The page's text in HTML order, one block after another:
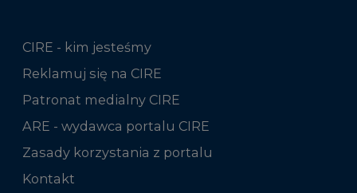
CIRE - kim jesteśmy
Reklamuj się na CIRE
Patronat medialny CIRE
ARE - wydawca portalu CIRE
Zasady korzystania z portalu
Kontakt